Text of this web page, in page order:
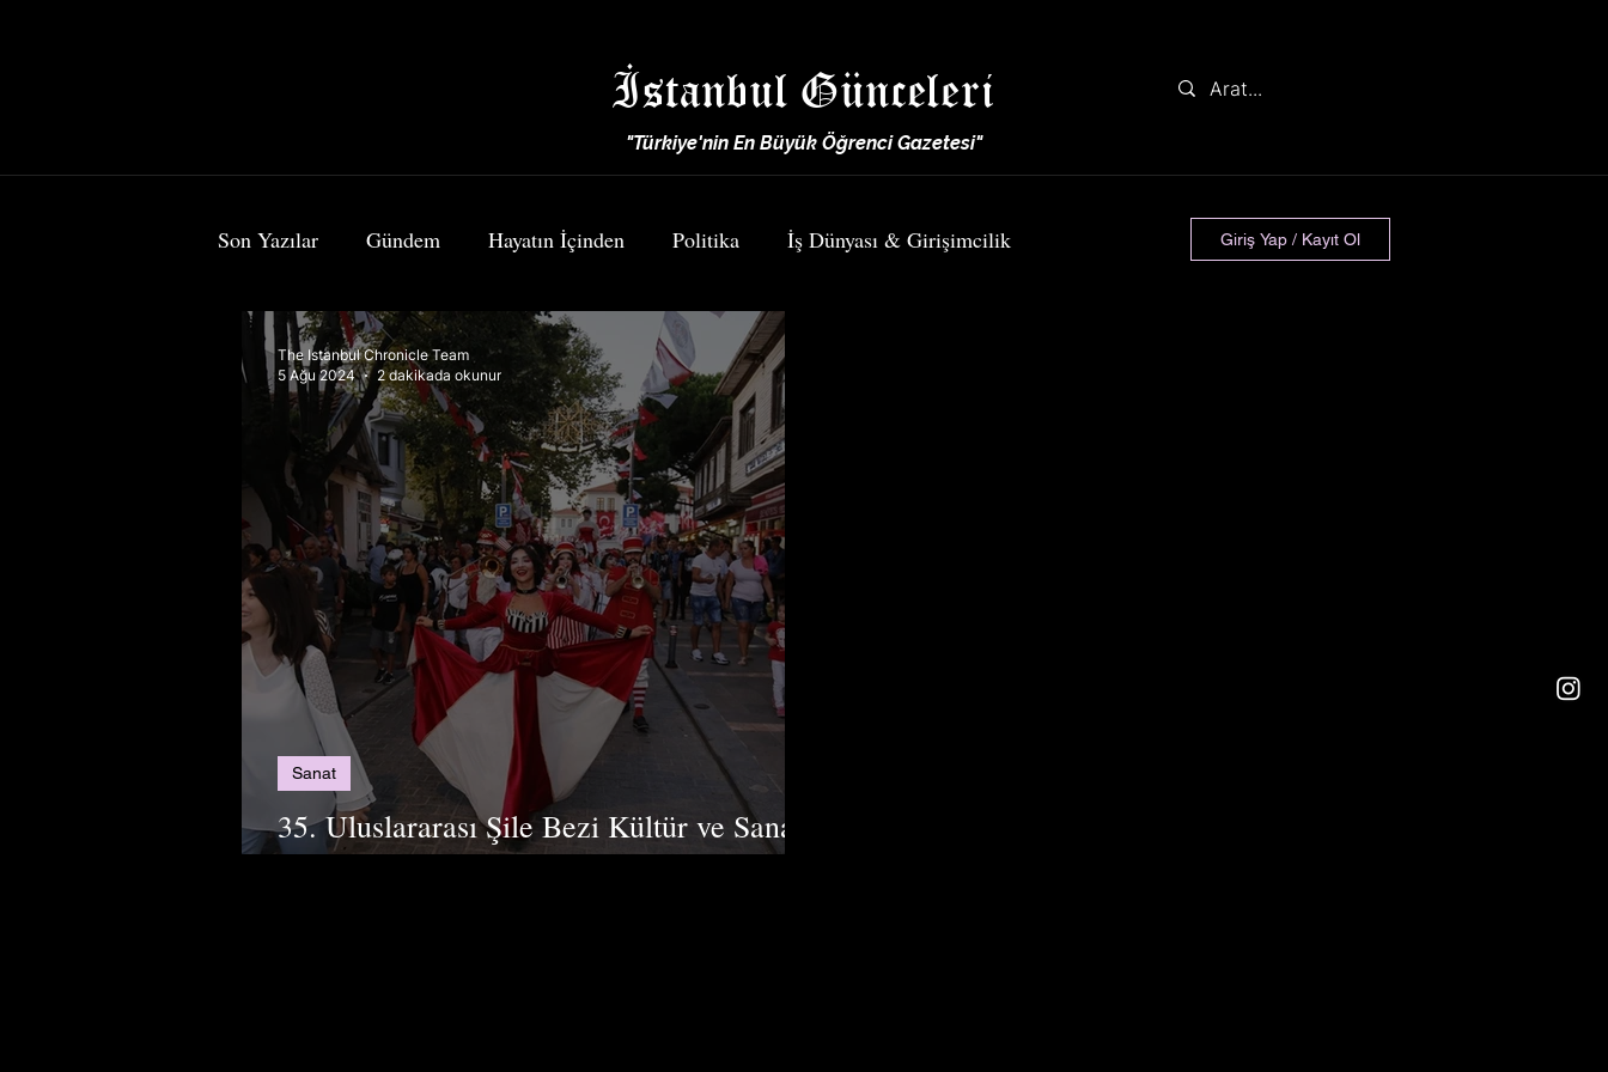
İstanbul Günceleri
"Türkiye'nin En Büyük Öğrenci Gazetesi"
Son Yazılar Gündem Hayatın İçinden Politika İş Dünyası & Girişimcilik
Bilim & Teknoloji Sanat Spor Yemek & Seyahat
Giriş Yap / Kayıt Ol
35. Uluslararası Şile Bezi Kültür ve Sanat
Festivali Başladı!
Sanat
The Istanbul Chronicle Team
5 Ağu 2024
2 dakikada okunur